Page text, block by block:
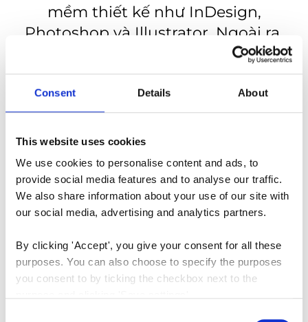
Consent Details About
This website uses cookies
We use cookies to personalise content and ads, to
provide social media features and to analyse our traffic.
We also share information about your use of our site with
our social media, advertising and analytics partners.
By clicking 'Accept', you give your consent for all these
purposes. You can also choose to specify the purposes
you consent to by ticking the checkbox next to the
mềm thiết kế như InDesign,
Photoshop và Illustrator. Ngoài ra,
bạn cần có kỹ năng sử dụng
Microsoft Office, bao gồm cả
PowerPoint. Khả năng thiết kế hoạt
hoạ hoặc stop-motion sẽ là một lợi
thế lớn.
THỜI GIAN THỰC TẬP:
của bạn sẽ kéo dài từ 3-6 tháng,
không trả lương.